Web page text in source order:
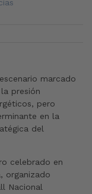
marcado
presión
pero
en la
del
celebrado en
organizado
Nacional